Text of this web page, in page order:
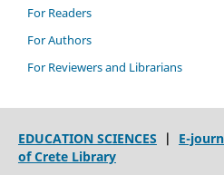
For Readers
For Authors
For Reviewers and Librarians
EDUCATION SCIENCES | E-
of Crete Library